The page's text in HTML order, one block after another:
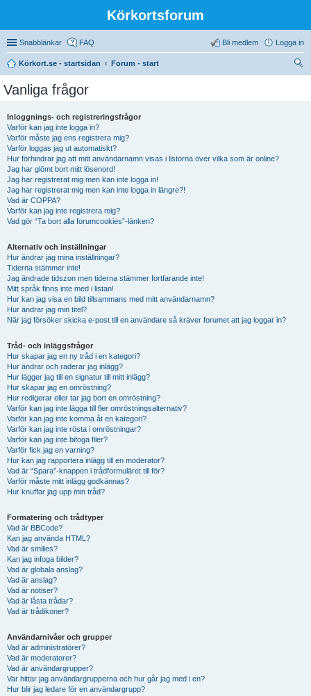
Körkortsforum
Snabblänkar FAQ Logga in
Bli medlem
Körkort.se - startsidan
Forum - start
Vanliga frågor
Inloggnings- och registreringsfrågor
Varför kan jag inte logga in?
Varför måste jag ens registrera mig?
Varför loggas jag ut automatiskt?
Hur förhindrar jag att mitt användarnamn visas i listorna över vilka som är online?
Jag har glömt bort mitt lösenord!
Jag har registrerat mig men kan inte logga in!
Jag har registrerat mig men kan inte logga in längre?!
Vad är COPPA?
Varför kan jag inte registrera mig?
Vad gör “Ta bort alla forumcookies”-länken?
Alternativ och inställningar
Hur ändrar jag mina inställningar?
Tiderna stämmer inte!
Jag ändrade tidszon men tiderna stämmer fortfarande inte!
Mitt språk finns inte med i listan!
Hur kan jag visa en bild tillsammans med mitt användarnamn?
Hur ändrar jag min titel?
När jag försöker skicka e-post till en användare så kräver forumet att jag loggar in?
Tråd- och inläggsfrågor
Hur skapar jag en ny tråd i en kategori?
Hur ändrar och raderar jag inlägg?
Hur lägger jag till en signatur till mitt inlägg?
Hur skapar jag en omröstning?
Hur redigerar eller tar jag bort en omröstning?
Varför kan jag inte lägga till fler omröstningsalternativ?
Varför kan jag inte komma åt en kategori?
Varför kan jag inte rösta i omröstningar?
Varför kan jag inte bifoga filer?
Varför fick jag en varning?
Hur kan jag rapportera inlägg till en moderator?
Vad är “Spara”-knappen i trådformuläret till för?
Varför måste mitt inlägg godkännas?
Hur knuffar jag upp min tråd?
Formatering och trådtyper
Vad är BBCode?
Kan jag använda HTML?
Vad är smilies?
Kan jag infoga bilder?
Vad är globala anslag?
Vad är anslag?
Vad är notiser?
Vad är låsta trådar?
Vad är trådikoner?
Användarnivåer och grupper
Vad är administratörer?
Vad är moderatorer?
Vad är användargrupper?
Var hittar jag användargrupperna och hur går jag med i en?
Hur blir jag ledare för en användargrupp?